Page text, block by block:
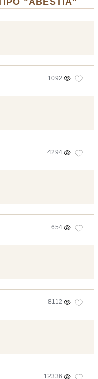
1092
4294
654
8112
12336